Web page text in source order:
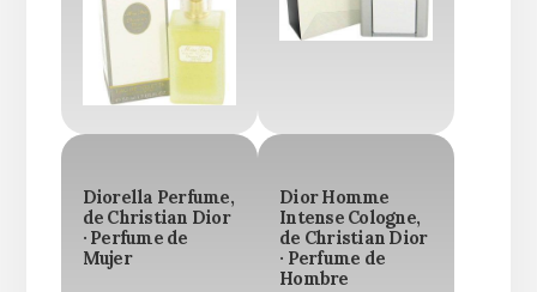
Diorella Perfume,
de Christian Dior
· Perfume de
Mujer
Dior Homme
Intense Cologne,
de Christian Dior
· Perfume de
Hombre